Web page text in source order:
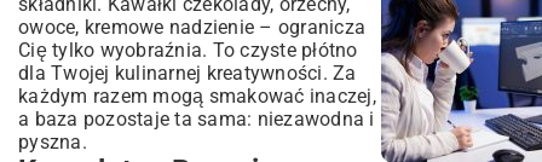
owoce, kremowe nadzienie – ogranicza
Cię tylko wyobraźnia. To czyste płótno
dla Twojej kulinarnej kreatywności. Za
każdym razem mogą smakować inaczej,
a baza pozostaje ta sama: niezawodna i
pyszna.